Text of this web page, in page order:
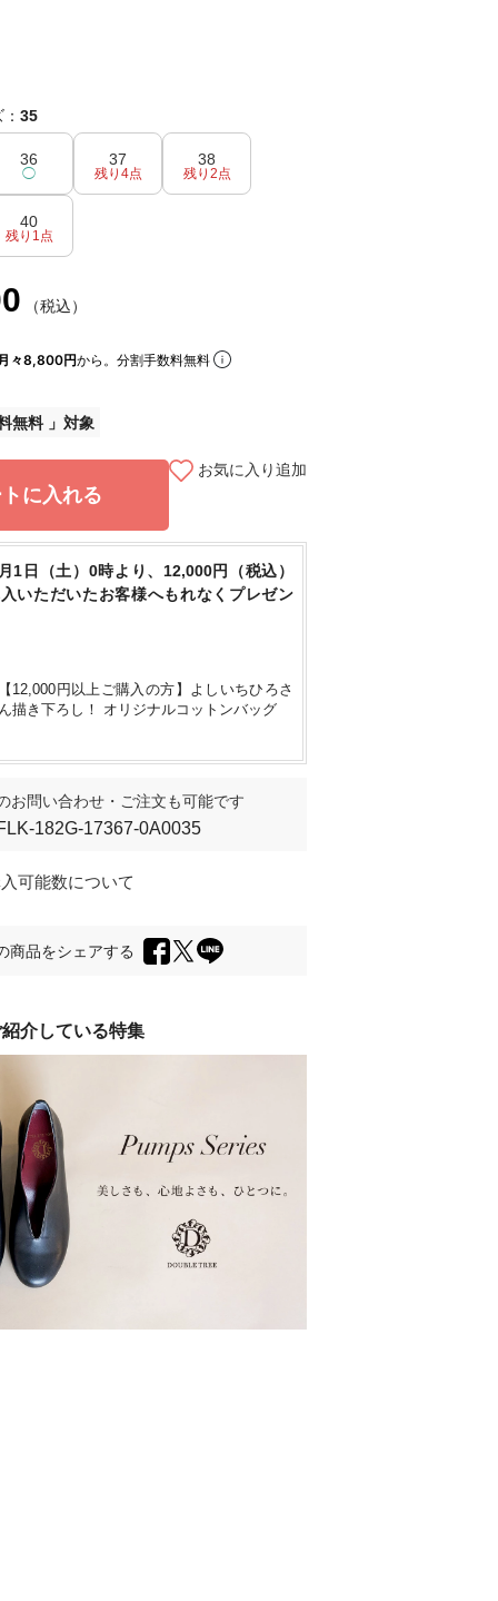
35
36
◯
37
残り4点
38
残り2点
40
残り1点
（税込）
々8,800円から。分割手数料無料
無料
に入れる
お気に入り追加
1日（土）0時より、12,000円（税込）
いただいたお客様へもれなくプレゼン
12,000円以上ご購入の方】よしいちひろさ
描き下ろし！ オリジナルコットンバッグ
お問い合わせ・ご注文も可能です
182G-17367-0A0035
可能数について
商品をシェアする
介している特集